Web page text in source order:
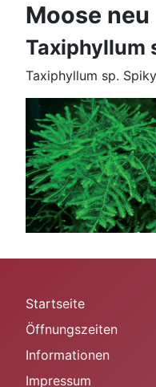
Moose neu
Taxiphyllum
Taxiphyllum sp. Spiky
Startseite
Öffnungszeiten
Informationen
Impressum